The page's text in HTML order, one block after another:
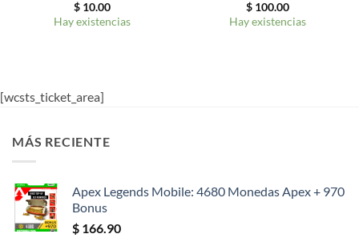
$10.00
Hay existencias
$100.00
Hay existencias
[wcsts_ticket_area]
MÁS RECIENTE
Apex Legends Mobile: 4680 Monedas Apex + 970
Bonus
$ 166.90